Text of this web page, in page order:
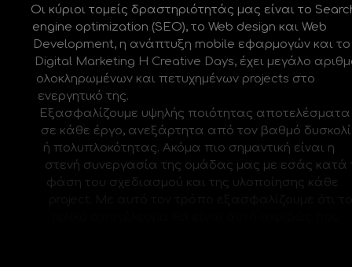
Οι κύριοι τομείς δραστηριότητάς μας είναι το Search
engine optimization (SEO), το Web design και Web
Development, η ανάπτυξη mobile εφαρμογών και το
Digital Marketing Η Creative Days, έχει μεγάλο αριθμό
ολοκληρωμένων και πετυχημένων projects στο
ενεργητικό της.
Εξασφαλίζουμε υψηλής ποιότητας αποτελέσματα
σε κάθε έργο, ανεξάρτητα από τον βαθμό δυσκολίας
ή πολυπλοκότητας. Ακόμα πιο σημαντική είναι η
στενή συνεργασία της ομάδας μας με εσάς κατά την
φάση του σχεδιασμού και της υλοποίησης κάθε